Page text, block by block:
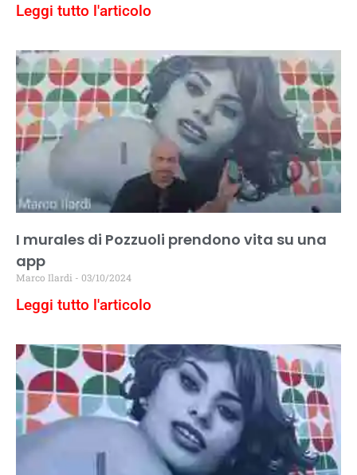
Leggi tutto l'articolo
I murales di Pozzuoli prendono vita su una
app
Marco Ilardi 03/10/2024
Leggi tutto l'articolo